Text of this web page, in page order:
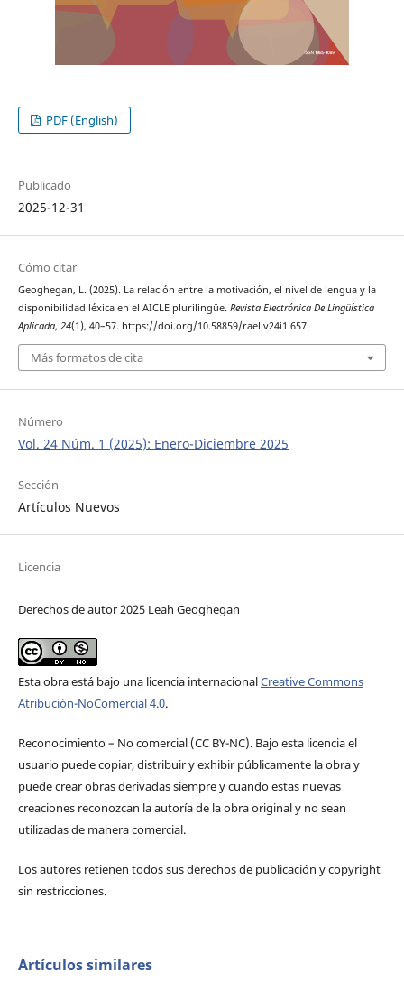
PDF (English)
Publicado
2025-12-31
Cómo citar
Geoghegan, L. (2025). La relación entre la motivación, el nivel de lengua y la
disponibilidad léxica en el AICLE plurilingüe. Revista Electrónica De Lingüística
Aplicada, 24(1), 40–57. https://doi.org/10.58859/rael.v24i1.657
Más formatos de cita
Número
Vol. 24 Núm. 1 (2025): Enero-Diciembre 2025
Sección
Artículos Nuevos
Licencia
Derechos de autor 2025 Leah Geoghegan
Esta obra está bajo una licencia internacionalCreative Commons
Atribución-NoComercial 4.0.
Reconocimiento – No comercial (CC BY-­NC). Bajo esta licencia el
usuario puede copiar, distribuir y exhibir públicamente la obra y
puede crear obras derivadas siempre y cuando estas nuevas
creaciones reconozcan la autoría de la obra original y no sean
utilizadas de manera comercial.
Los autores retienen todos sus derechos de publicación y copyright
sin restricciones.
Artículos similares